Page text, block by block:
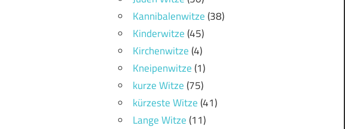
Kannibalenwitze(38)
Kinderwitze(45)
Kirchenwitze(4)
Kneipenwitze(1)
kurze Witze(75)
kürzeste Witze(41)
Lange Witze(11)